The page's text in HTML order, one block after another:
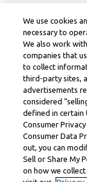
트리 계
산기
솔루션
확인
We use cookies
necessary to
We also work
companies that
to collect
third-party sites,
advertisements
considered
defined in certain
Consumer
Consumer Data
out, you can
Sell or Share My
on how we